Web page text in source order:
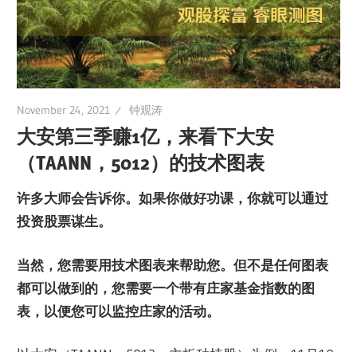
November 24, 2021 钟观涛
大安第三季赚1亿，来看下大安
（TAANN，5012）的技术图表
许多大师会告诉你。如果你做好功课，你就可以通过
投资股票谋生。
当然，您需要用技术图表来帮助您。但不是任何图表
都可以做到的，您需要一个带有庄家基金指数的图
表，以便您可以监控庄家的活动。